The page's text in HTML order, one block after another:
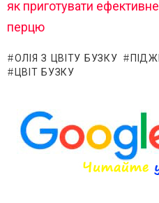
як приготувати
перцю
ОЛІЯ З ЦВІТУ БУЗКУ
ЦВІТ БУЗКУ